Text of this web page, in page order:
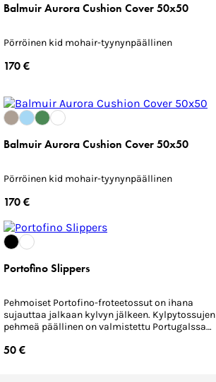
Balmuir Aurora Cushion Cover 50x50
Pörröinen kid mohair-tyynynpäällinen
170 €
Balmuir Aurora Cushion Cover 50x50
Pörröinen kid mohair-tyynynpäällinen
170 €
Portofino Slippers
Pehmoiset Portofino-froteetossut on ihana
sujauttaa jalkaan kylvyn jälkeen. Kylpytossujen
pehmeä päällinen on valmistettu Portugalssa
puuvillafroteesta.
50 €